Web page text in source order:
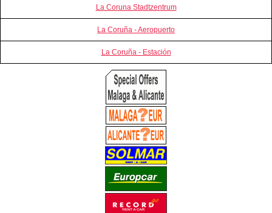
La Coruna Stadtzentrum
La Coruña - Aeropuerto
La Coruña - Estación